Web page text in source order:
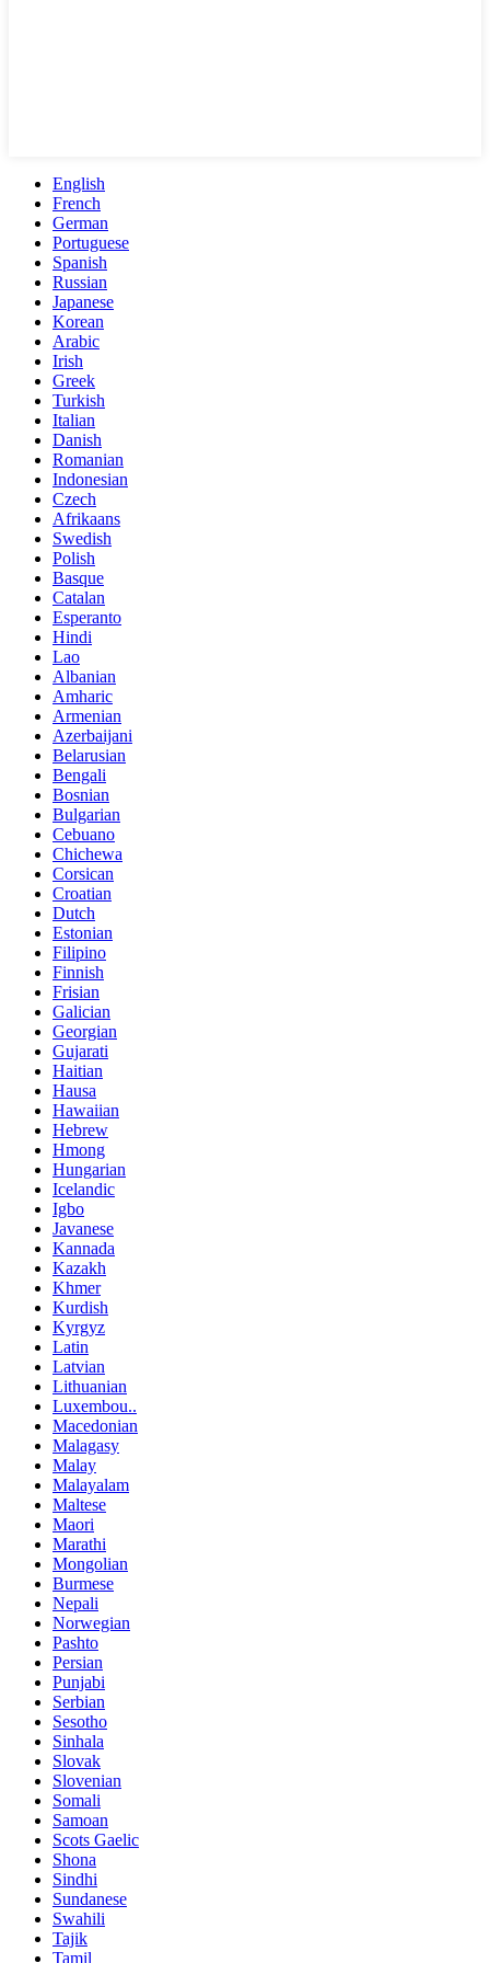
English
French
German
Portuguese
Spanish
Russian
Japanese
Korean
Arabic
Irish
Greek
Turkish
Italian
Danish
Romanian
Indonesian
Czech
Afrikaans
Swedish
Polish
Basque
Catalan
Esperanto
Hindi
Lao
Albanian
Amharic
Armenian
Azerbaijani
Belarusian
Bengali
Bosnian
Bulgarian
Cebuano
Chichewa
Corsican
Croatian
Dutch
Estonian
Filipino
Finnish
Frisian
Galician
Georgian
Gujarati
Haitian
Hausa
Hawaiian
Hebrew
Hmong
Hungarian
Icelandic
Igbo
Javanese
Kannada
Kazakh
Khmer
Kurdish
Kyrgyz
Latin
Latvian
Lithuanian
Luxembou..
Macedonian
Malagasy
Malay
Malayalam
Maltese
Maori
Marathi
Mongolian
Burmese
Nepali
Norwegian
Pashto
Persian
Punjabi
Serbian
Sesotho
Sinhala
Slovak
Slovenian
Somali
Samoan
Scots Gaelic
Shona
Sindhi
Sundanese
Swahili
Tajik
Tamil